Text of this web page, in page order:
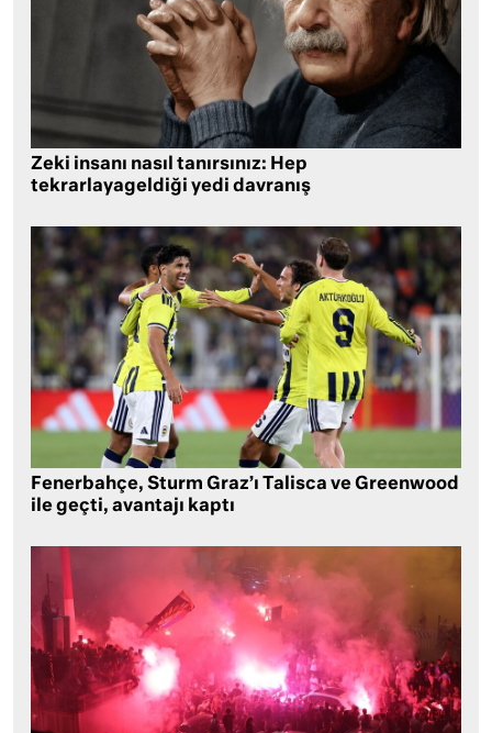
Zeki insanı nasıl tanırsınız: Hep
tekrarlayageldiği yedi davranış
Fenerbahçe, Sturm Graz’ı Talisca ve Greenwood
ile geçti, avantajı kaptı